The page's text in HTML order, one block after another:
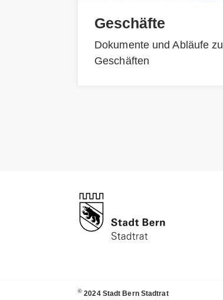
Geschäfte
Dokumente und Abläufe zu
Geschäften
© 2024 Stadt Bern Stadtrat